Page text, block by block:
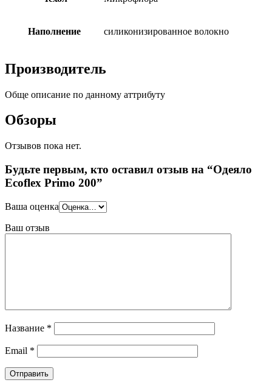
Наполнение силиконизированное волокно
Производитель
Обще описание по данному аттрибуту
Обзоры
Отзывов пока нет.
Будьте первым, кто оставил отзыв на “Одеяло
Ecoflex Primo 200”
Ваша оценка
Ваш отзыв
Название *
Email *